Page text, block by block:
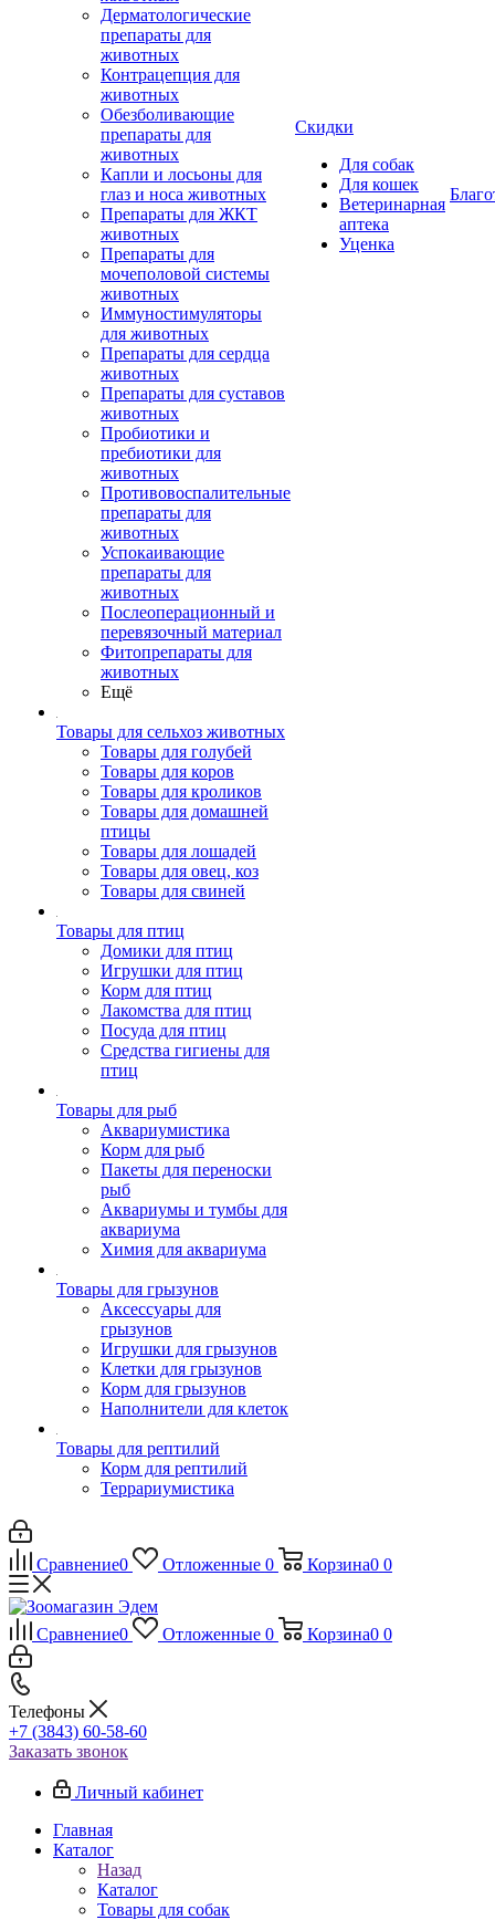
Дерматологические
препараты для
животных
Контрацепция для
животных
Обезболивающие
препараты для
животных
Капли и лосьоны для
глаз и носа животных
Препараты для ЖКТ
животных
Препараты для
мочеполовой системы
животных
Иммуностимуляторы
для животных
Препараты для сердца
животных
Препараты для суставов
животных
Пробиотики и
пребиотики для
животных
Противовоспалительные
препараты для
животных
Успокаивающие
препараты для
животных
Послеоперационный и
перевязочный материал
Фитопрепараты для
животных
Ещё
Товары для сельхоз животных
Товары для голубей
Товары для коров
Товары для кроликов
Товары для домашней
птицы
Товары для лошадей
Товары для овец, коз
Товары для свиней
Товары для птиц
Домики для птиц
Игрушки для птиц
Корм для птиц
Лакомства для птиц
Посуда для птиц
Средства гигиены для
птиц
Товары для рыб
Аквариумистика
Корм для рыб
Пакеты для переноски
рыб
Аквариумы и тумбы для
аквариума
Химия для аквариума
Товары для грызунов
Аксессуары для
грызунов
Игрушки для грызунов
Клетки для грызунов
Корм для грызунов
Наполнители для клеток
Товары для рептилий
Корм для рептилий
Террариумистика
Скидки
Для собак
Для кошек
Ветеринарная
аптека
Уценка
Сравнение0 Отложенные 0 Корзина0 0
Сравнение0 Отложенные 0 Корзина0 0
Телефоны
+7 (3843) 60-58-60
Заказать звонок
Личный кабинет
Главная
Каталог
Назад
Каталог
Товары для собак